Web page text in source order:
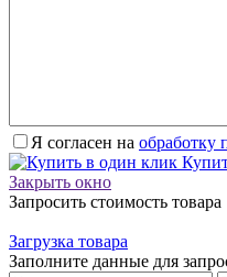
Я согласен на обработку
Закрыть окно
Запросить стоимость товара
Загрузка товара
Заполните данные для